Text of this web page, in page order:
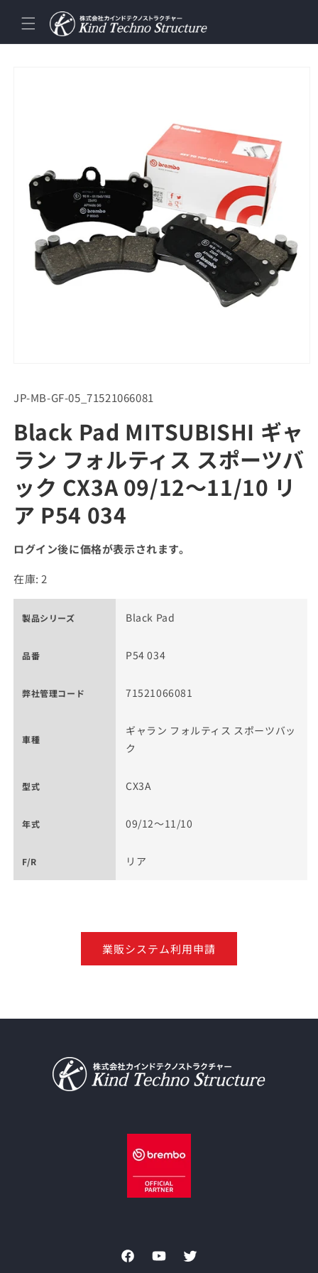
ンツに
進む
SKU:
JP-MB-GF-05_71521066081
Black Pad MITSUBISHI ギャ
ラン フォルティス スポーツバ
ック CX3A 09/12～11/10 リ
ア P54 034
ログイン後に価格が表示されます。
在庫: 2
製品シリーズ Black Pad
品番 P54 034
弊社管理コード 71521066081
車種
ギャラン フォルティス スポーツバッ
ク
型式 CX3A
年式 09/12～11/10
F/R リア
業販システム利用申請
FacebookYouTubeTwitter